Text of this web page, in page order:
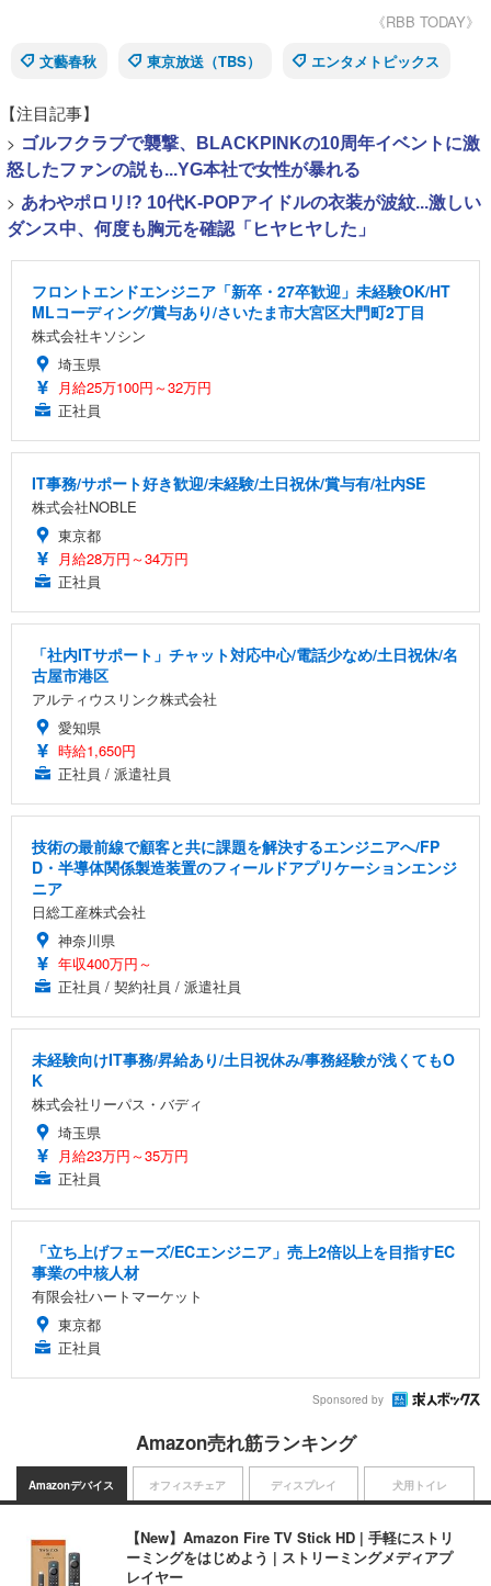
《RBB TODAY》
文藝春秋
東京放送（TBS） エンタメトピックス
【注目記事】
> ゴルフクラブで襲撃、BLACKPINKの10周年イベントに激
怒したファンの説も...YG本社で女性が暴れる
> あわやポロリ!? 10代K-POPアイドルの衣装が波紋...激しい
ダンス中、何度も胸元を確認「ヒヤヒヤした」
フロントエンドエンジニア「新卒・27卒歓迎」未経験OK/HT
MLコーディング/賞与あり/さいたま市大宮区大門町2丁目
株式会社キソシン
埼玉県
月給25万100円～32万円
正社員
IT事務/サポート好き歓迎/未経験/土日祝休/賞与有/社内SE
株式会社NOBLE
東京都
月給28万円～34万円
正社員
「社内ITサポート」チャット対応中心/電話少なめ/土日祝休/名
古屋市港区
アルティウスリンク株式会社
愛知県
時給1,650円
正社員 / 派遣社員
技術の最前線で顧客と共に課題を解決するエンジニアへ/FP
D・半導体関係製造装置のフィールドアプリケーションエンジ
ニア
日総工産株式会社
神奈川県
年収400万円～
正社員 / 契約社員 / 派遣社員
未経験向けIT事務/昇給あり/土日祝休み/事務経験が浅くてもO
K
株式会社リーパス・バディ
埼玉県
月給23万円～35万円
正社員
「立ち上げフェーズ/ECエンジニア」売上2倍以上を目指すEC
事業の中核人材
有限会社ハートマーケット
東京都
正社員
Sponsored by
Amazon売れ筋ランキング
Amazonデバイス
【New】Amazon Fire TV Stick HD | 手軽にストリ
ーミングをはじめよう | ストリーミングメディアプ
レイヤー
オフィスチェア ディスプレイ 犬用トイレ